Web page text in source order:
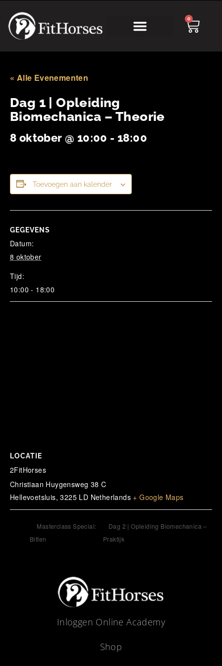
0
« Alle Evenementen
Dag 1 | Opleiding
Biomechanica – Theorie
8 oktober @ 10:00 - 18:00
Toevoegen aan kalender
GEGEVENS
Datum:
8 oktober
Tijd:
10:00 - 18:00
LOCATIE
2FitHorses
Christiaan Huygensweg 38 C
Hellevoetsluis, 3225 LD Netherlands + Google Maps
Masterclass Special:
Bitten
Dag 2 | Opleiding Biomechanica –
Praktijk
Inloggen Online Academy
Shop